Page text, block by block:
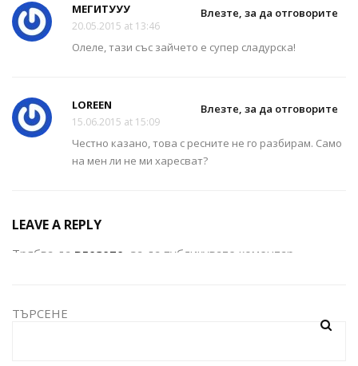
Влезте, за да отговорите
МЕГИТУУУ
20.05.2015 at 13:46
Олеле, тази със зайчето е супер сладурска!
Влезте, за да отговорите
LOREEN
15.06.2015 at 15:09
Честно казано, това с ресните не го разбирам. Само
на мен ли не ми харесват?
LEAVE A REPLY
Трябва да влезете , за да публикувате коментар.
ТЪРСЕНЕ